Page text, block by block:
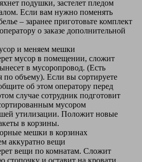
подушки, застелет пледом
Если вам нужно поменять
– заранее приготовьте комплект
о заказе дополнительной
и меняем мешки
мусор в помещении, сложит
в мусоропровод. (Есть
по объему). Если вы сортируете
об этом оператору перед
случае сотрудник подготовит
мусором
утилизации. Положит новые
в корзины.
мешки в корзинах
аккуратно вещи
вещи по комнатам. Сложит
стопочку и оставит на кровати